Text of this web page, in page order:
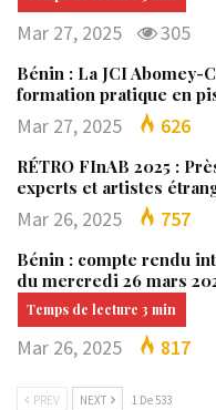
Mar 27, 2025 305
Bénin : La JCI Abomey-
formation pratique en
Mar 27, 2025 626
RÉTRO FInAB 2025 :
experts et artistes
Mar 26, 2025 757
Bénin : compte rendu
du mercredi 26 mars
Mar 26, 2025 817
PREV NEXT 1 De 533